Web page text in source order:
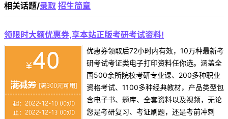
相关话题/录取 招生简章
领限时大额优惠券,享本站正版考研考试资料!
优惠券领取后72小时内有效，10万种最新考
研考试考证类电子打印资料任你选。涵盖全
国500余所院校考研专业课、200多种职业
资格考试、1100多种经典教材，产品类型包
含电子书、题库、全套资料以及视频，无论
您是考研复习、考证刷题，还是考前冲刺